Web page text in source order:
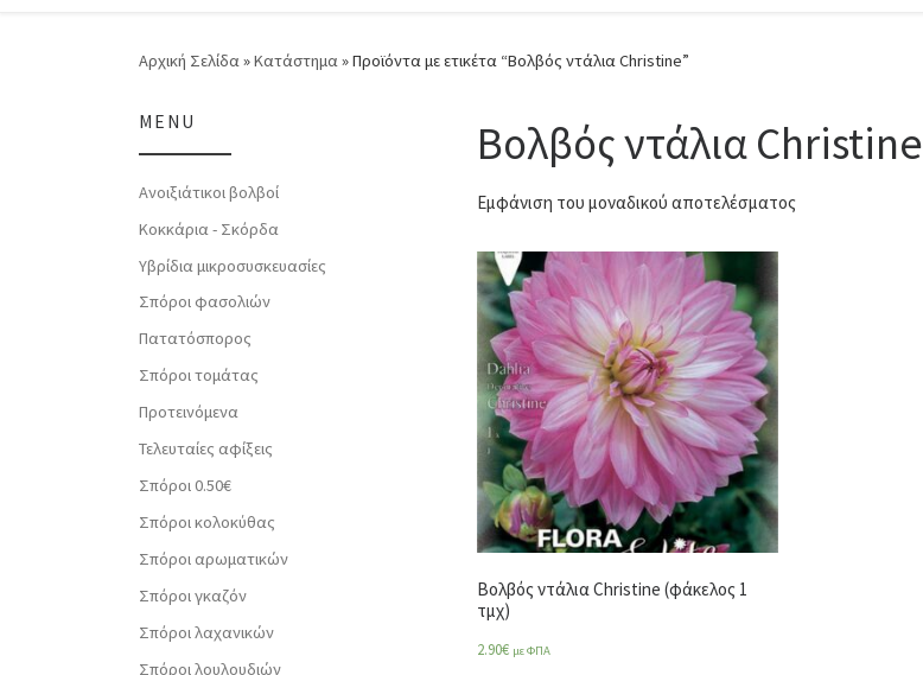
Αρχική Σελίδα »Κατάστημα »Προϊόντα με ετικέτα “Βολβός ντάλια Christine”
Βολβός ντάλια Christine
Εμφάνιση του μοναδικού αποτελέσματος
Βολβός ντάλια Christine (φάκελος 1
τμχ)
2.90€ με ΦΠΑ
MENU
Ανοιξιάτικοι βολβοί
Κοκκάρια - Σκόρδα
Υβρίδια μικροσυσκευασίες
Σπόροι φασολιών
Πατατόσπορος
Σπόροι τομάτας
Προτεινόμενα
Τελευταίες αφίξεις
Σπόροι 0.50€
Σπόροι κολοκύθας
Σπόροι αρωματικών
Σπόροι γκαζόν
Σπόροι λαχανικών
Σπόροι λουλουδιών